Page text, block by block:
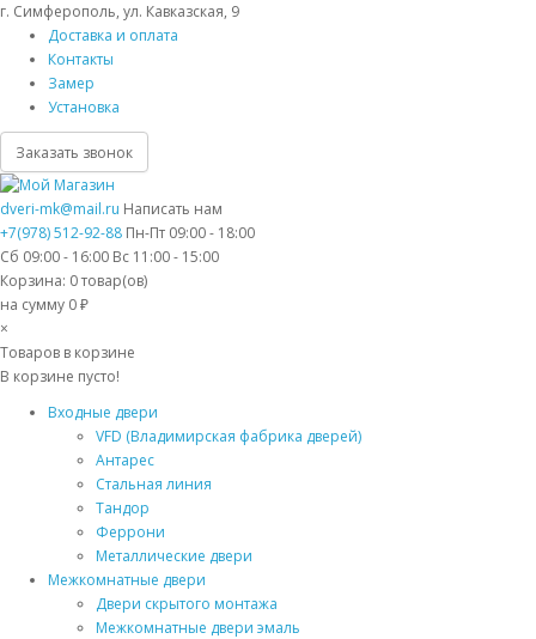
г. Симферополь, ул. Кавказская, 9
Доставка и оплата
Контакты
Замер
Установка
Заказать звонок
dveri-mk@mail.ru Написать нам
+7(978) 512-92-88 Пн-Пт 09:00 - 18:00
Сб 09:00 - 16:00 Вс 11:00 - 15:00
Корзина: 0товар(ов)
на сумму 0 ₽
×
Товаров в корзине
В корзине пусто!
Входные двери
VFD (Владимирская фабрика дверей)
Антарес
Стальная линия
Тандор
Феррони
Металлические двери
Межкомнатные двери
Двери скрытого монтажа
Межкомнатные двери эмаль